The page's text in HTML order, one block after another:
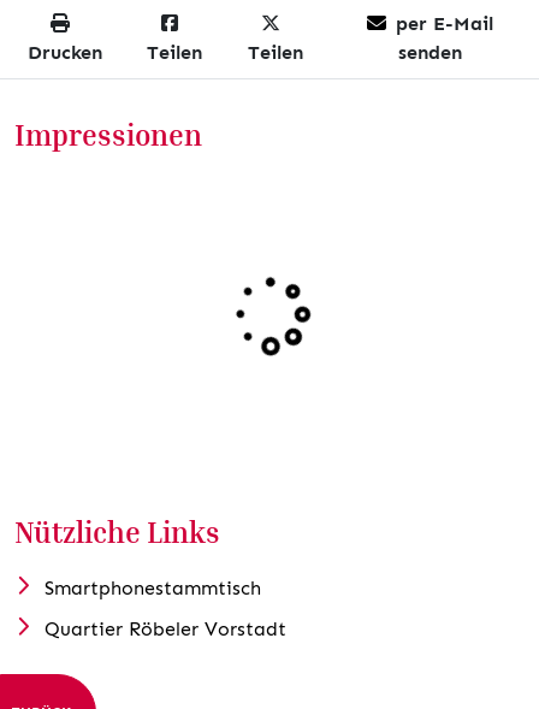
Drucken Teilen Teilen
per E-Mail
senden
Impressionen
Nützliche Links
Smartphonestammtisch
Quartier Röbeler Vorstadt